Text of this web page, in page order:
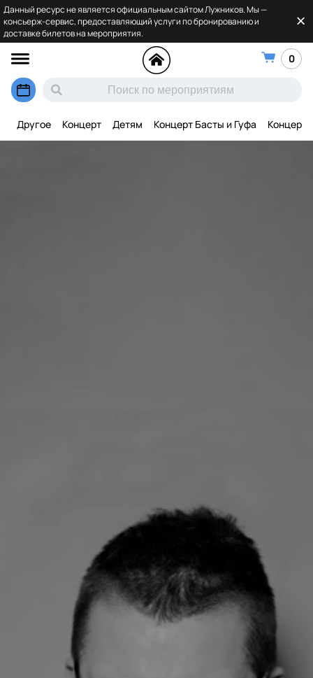
Данный ресурс не является официальным сайтом Лужников. Мы —
консьерж-сервис, предоставляющий услуги по бронированию и
доставке билетов на мероприятия.
0
Другое Концерт Детям Концерт Басты и Гуфа Концерт